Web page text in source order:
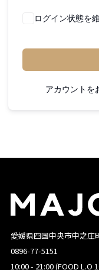
ログイン状態を
アカウントを
愛媛県四国中央市中之庄
0896-77-5151
10:00 - 21:00 (FOOD L.O